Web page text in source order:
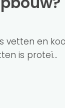
vetten en
is proteï...